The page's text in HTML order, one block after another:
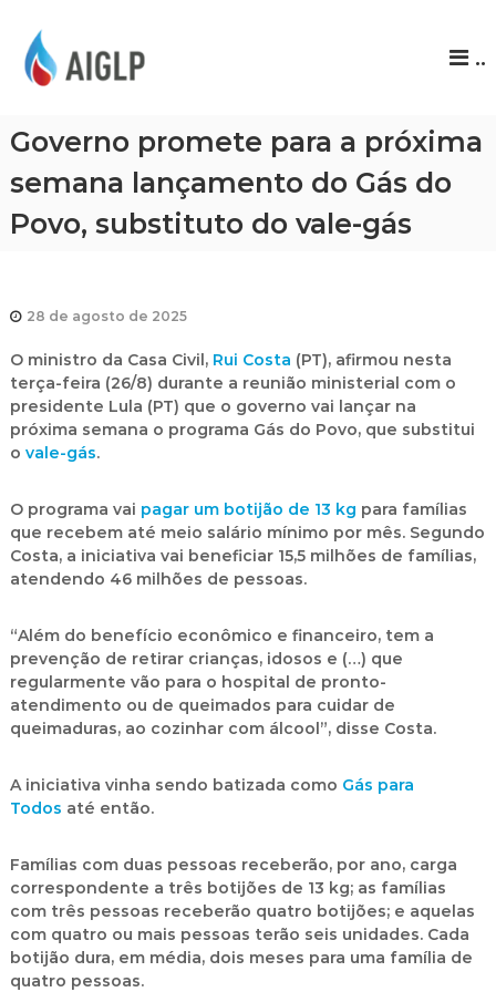
P
..
Governo promete para a próxima
semana lançamento do Gás do
Povo, substituto do vale-gás
28 de agosto de 2025
O ministro da Casa Civil, Rui Costa (PT), afirmou nesta
terça-feira (26/8) durante a reunião ministerial com o
presidente Lula (PT) que o governo vai lançar na
próxima semana o programa Gás do Povo, que substitui
o vale-gás.
O programa vai pagar um botijão de 13 kg para famílias
que recebem até meio salário mínimo por mês. Segundo
Costa, a iniciativa vai beneficiar 15,5 milhões de famílias,
atendendo 46 milhões de pessoas.
“Além do benefício econômico e financeiro, tem a
prevenção de retirar crianças, idosos e (…) que
regularmente vão para o hospital de pronto-
atendimento ou de queimados para cuidar de
queimaduras, ao cozinhar com álcool”, disse Costa.
A iniciativa vinha sendo batizada como Gás para
Todos até então.
Famílias com duas pessoas receberão, por ano, carga
correspondente a três botijões de 13 kg; as famílias
com três pessoas receberão quatro botijões; e aquelas
com quatro ou mais pessoas terão seis unidades. Cada
botijão dura, em média, dois meses para uma família de
quatro pessoas.